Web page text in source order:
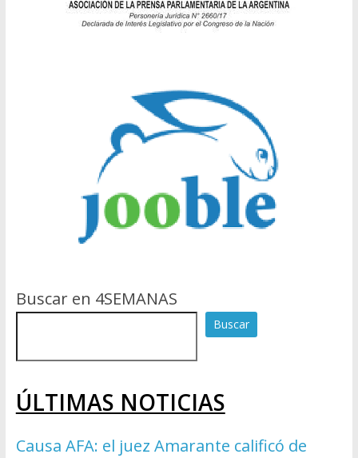
Buscar en 4SEMANAS
Buscar
ÚLTIMAS NOTICIAS
Causa AFA: el juez Amarante calificó de